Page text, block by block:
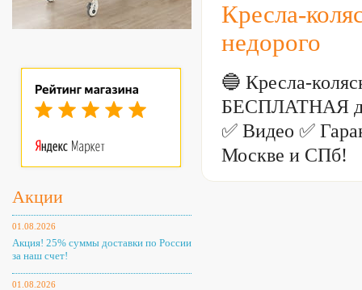
Акции
01.08.2026
Акция! 25% суммы доставки по России
за наш счет!
01.08.2026
Кресла-
недорого
🔵 Кресла-
БЕСПЛАТНАЯ
✅ Видео ✅
Москве и СПб!